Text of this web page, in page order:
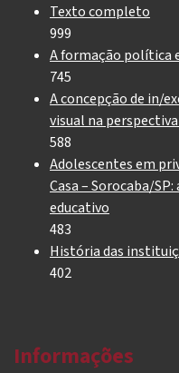
Texto completo
999
A formação política
745
A concepção de in/
visual na
588
Adolescentes em
Casa – Sorocaba/
educativo
483
História das
402
Informações